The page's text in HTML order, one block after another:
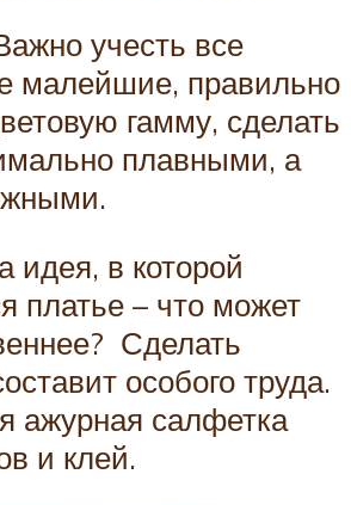
учесть все
малейшие, правильно
гамму, сделать
плавными, а
идея, в которой
платье – что может
Сделать
особого труда.
ажурная салфетка
и клей.